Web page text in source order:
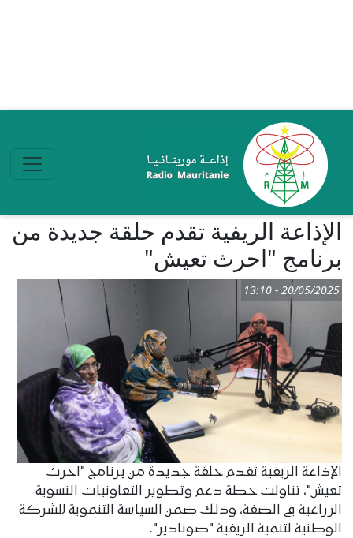
الإذاعة الريفية تقدم حلقة جديدة من
برنامج "احرث تعيش"
20/05/2025 - 13:10
الإذاعة الريفية تقدم حلقة جديدة من برنامج "احرث
تعيش"، تناولت خطة دعم وتطوير التعاونيات النسوية
الزراعية في الضفة، وذلك ضمن السياسة التنموية للشركة
الوطنية لتنمية الريفية "صونادير".